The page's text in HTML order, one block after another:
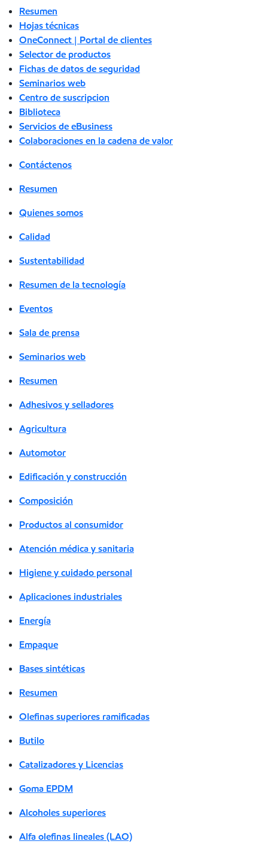
Resumen
Hojas técnicas
OneConnect | Portal de clientes
Selector de productos
Fichas de datos de seguridad
Seminarios web
Centro de suscripcion
Biblioteca
Servicios de eBusiness
Colaboraciones en la cadena de valor
Contáctenos
Resumen
Quienes somos
Calidad
Sustentabilidad
Resumen de la tecnología
Eventos
Sala de prensa
Seminarios web
Resumen
Adhesivos y selladores
Agricultura
Automotor
Edificación y construcción
Composición
Productos al consumidor
Atención médica y sanitaria
Higiene y cuidado personal
Aplicaciones industriales
Energía
Empaque
Bases sintéticas
Resumen
Olefinas superiores ramificadas
Butilo
Catalizadores y Licencias
Goma EPDM
Alcoholes superiores
Alfa olefinas lineales (LAO)